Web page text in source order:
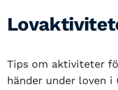
Tips om aktiviteter
händer under loven